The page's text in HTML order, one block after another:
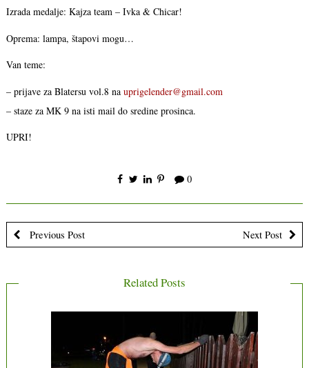
Izrada medalje: Kajza team – Ivka & Chicar!
Oprema: lampa, štapovi mogu…
Van teme:
– prijave za Blatersu vol.8 na uprigelender@gmail.com
– staze za MK 9 na isti mail do sredine prosinca.
UPRI!
0
Previous Post Next Post
Related Posts